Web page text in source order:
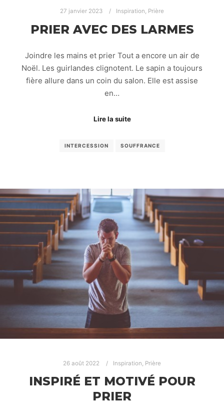
27 janvier 2023 Inspiration, Prière
PRIER AVEC DES LARMES
Joindre les mains et prier Tout a encore un air de
Noël. Les guirlandes clignotent. Le sapin a toujours
fière allure dans un coin du salon. Elle est assise
en…
Lire la suite
INTERCESSION SOUFFRANCE
26 août 2022 Inspiration Prière
INSPIRÉ ET MOTIVÉ POUR
PRIER